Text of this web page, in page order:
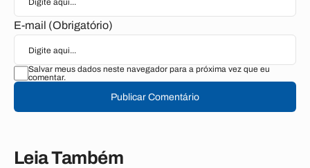
E-mail (Obrigatório)
Salvar meus dados neste navegador para a próxima vez que eu
comentar.
Publicar Comentário
Leia Também